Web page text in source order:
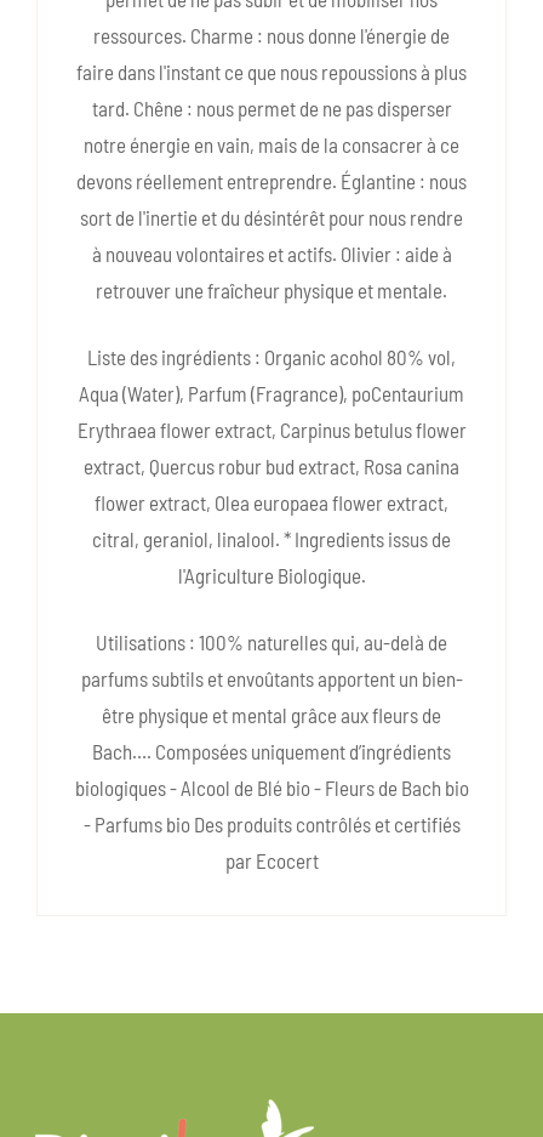
ressources. Charme : nous donne l'énergie de
faire dans l'instant ce que nous repoussions à plus
tard. Chêne : nous permet de ne pas disperser
notre énergie en vain, mais de la consacrer à ce
devons réellement entreprendre. Églantine : nous
sort de l'inertie et du désintérêt pour nous rendre
à nouveau volontaires et actifs. Olivier : aide à
retrouver une fraîcheur physique et mentale.
Liste des ingrédients : Organic acohol 80% vol,
Aqua (Water), Parfum (Fragrance), poCentaurium
Erythraea flower extract, Carpinus betulus flower
extract, Quercus robur bud extract, Rosa canina
flower extract, Olea europaea flower extract,
citral, geraniol, linalool. * Ingredients issus de
l'Agriculture Biologique.
Utilisations : 100% naturelles qui, au-delà de
parfums subtils et envoûtants apportent un bien-
être physique et mental grâce aux fleurs de
Bach…. Composées uniquement d’ingrédients
biologiques - Alcool de Blé bio - Fleurs de Bach bio
- Parfums bio Des produits contrôlés et certifiés
par Ecocert